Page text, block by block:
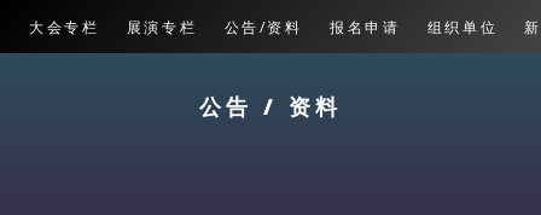
大会专栏 展演专栏 公告/资料 报名申请 组织单位
公告 / 资料